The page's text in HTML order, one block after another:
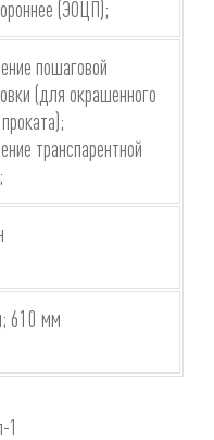
(ЭОЦП);
пошаговой
(для окрашенного
транспарентной
610 мм
1